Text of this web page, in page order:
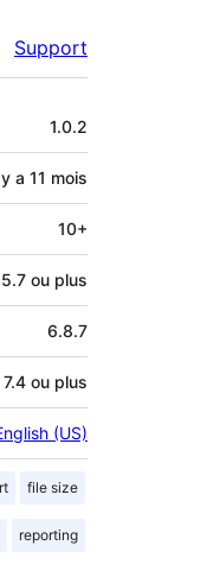
Support
1.0.2
a 11 mois
10+
5.7 ou plus
6.8.7
7.4 ou plus
(US)
file size
reporting